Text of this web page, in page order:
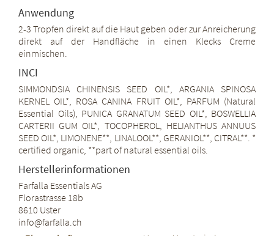
Anwendung
2-3 Tropfen direkt auf die Haut geben oder zur Anreicherung
direkt auf der Handfläche in einen Klecks Creme
einmischen.
INCI
SIMMONDSIA CHINENSIS SEED OIL*, ARGANIA SPINOSA
KERNEL OIL*, ROSA CANINA FRUIT OIL*, PARFUM (Natural
Essential Oils), PUNICA GRANATUM SEED OIL*, BOSWELLIA
CARTERII GUM OIL*, TOCOPHEROL, HELIANTHUS ANNUUS
SEED OIL*, LIMONENE**, LINALOOL**, GERANIOL**, CITRAL**. *
certified organic, **part of natural essential oils.
Herstellerinformationen
Farfalla Essentials AG
Florastrasse 18b
8610 Uster
info@farfalla.ch